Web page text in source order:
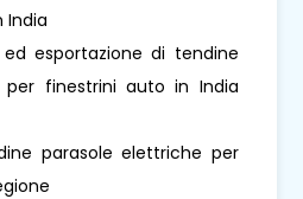
India
esportazione di tendine
per finestrini auto in India
parasole elettriche per